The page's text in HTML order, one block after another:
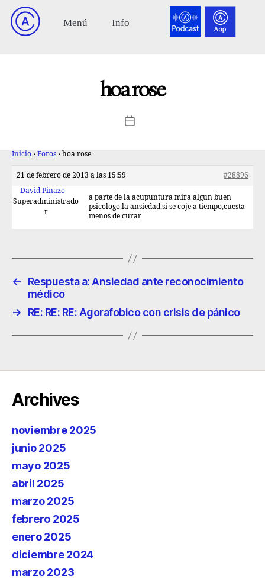
hoa rose
Inicio › Foros › hoa rose
21 de febrero de 2013 a las 15:59
#28896
David Pinazo
Superadministrado
r
a parte de la acupuntura mira algun buen
psicologo,la ansiedad,si se coje a tiempo,cuesta
menos de curar
←
Respuesta a: Ansiedad ante reconocimiento
médico
→
RE: RE: RE: Agorafobico con crisis de pánico
Archives
noviembre 2025
junio 2025
mayo 2025
abril 2025
marzo 2025
febrero 2025
enero 2025
diciembre 2024
marzo 2023